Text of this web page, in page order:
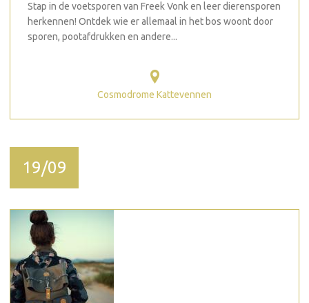
Stap in de voetsporen van Freek Vonk en leer dierensporen
herkennen! Ontdek wie er allemaal in het bos woont door
sporen, pootafdrukken en andere...
Cosmodrome Kattevennen
19/09